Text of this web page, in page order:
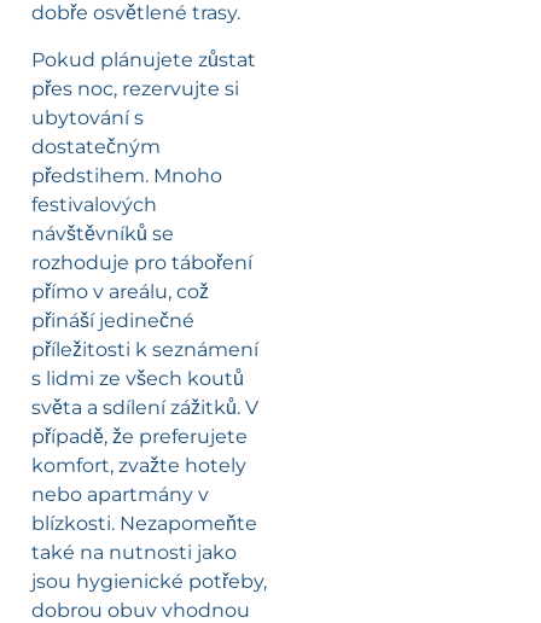
dobře osvětlené trasy.
Pokud plánujete zůstat
přes noc, rezervujte si
ubytování s
dostatečným
předstihem. Mnoho
festivalových
návštěvníků se
rozhoduje pro táboření
přímo v areálu, což
přináší jedinečné
příležitosti k seznámení
s lidmi ze všech koutů
světa a sdílení zážitků. V
případě, že preferujete
komfort, zvažte hotely
nebo apartmány v
blízkosti. Nezapomeňte
také na nutnosti jako
jsou hygienické potřeby,
dobrou obuv vhodnou